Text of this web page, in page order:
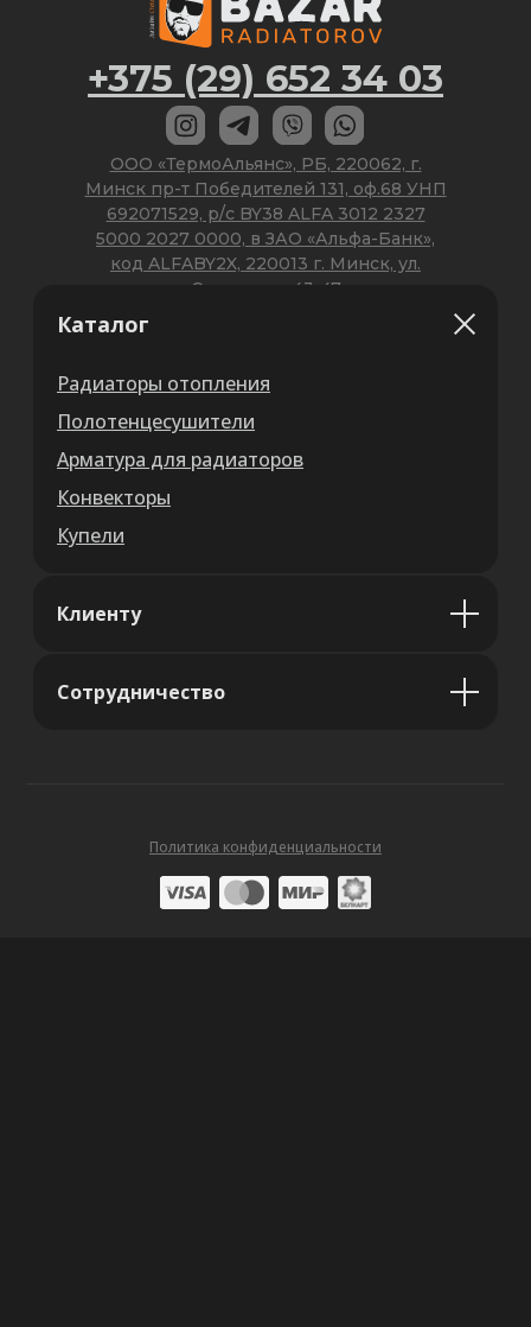
Каталог
Радиаторы отопления
Полотенцесушители
Арматура для радиаторов
Конвекторы
Купели
Клиенту
Сотрудничество
Политика конфиденциальности